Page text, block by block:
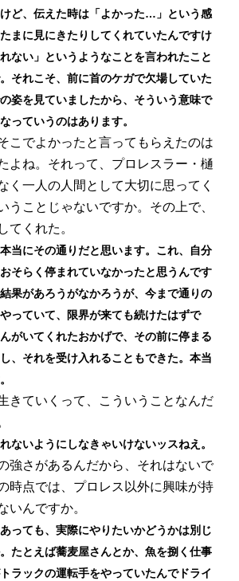
ど、伝えた時は「よかった…」という感
まに見にきたりしてくれていたんですけ
ない」というようなことを言われたこと
それこそ、前に首のケガで欠場していた
姿を見ていましたから、そういう意味で
っていうのはあります。
でよかったと言ってもらえたのは
よね。それって、プロレスラー・樋
く一人の人間として大切に思ってく
うことじゃないですか。その上で、
てくれた。
当にその通りだと思います。これ、自分
そらく停まれていなかったと思うんです
果があろうがなかろうが、今まで通りの
っていて、限界が来ても続けたはずで
がいてくれたおかげで、その前に停まる
、それを受け入れることもできた。本当
ていくって、こういうことなんだ
ないようにしなきゃいけないッスねえ。
さがあるんだから、それはないで
時点では、プロレス以外に興味が持
いんですか。
っても、実際にやりたいかどうかは別じ
たとえば蕎麦屋さんとか、魚を捌く仕事
ラックの運転手をやっていたんでドライ